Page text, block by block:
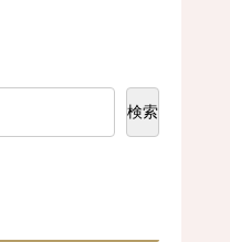
検索